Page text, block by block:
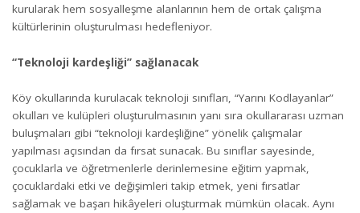
kurularak hem sosyalleşme alanlarının hem de ortak çalışma
kültürlerinin oluşturulması hedefleniyor.
“Teknoloji kardeşliği” sağlanacak
Köy okullarında kurulacak teknoloji sınıfları, “Yarını Kodlayanlar”
okulları ve kulüpleri oluşturulmasının yanı sıra okullararası uzman
buluşmaları gibi “teknoloji kardeşliğine” yönelik çalışmalar
yapılması açısından da fırsat sunacak. Bu sınıflar sayesinde,
çocuklarla ve öğretmenlerle derinlemesine eğitim yapmak,
çocuklardaki etki ve değişimleri takip etmek, yeni fırsatlar
sağlamak ve başarı hikâyeleri oluşturmak mümkün olacak. Aynı